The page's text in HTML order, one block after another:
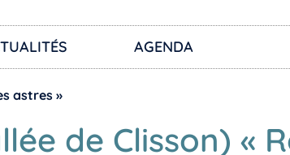
AGENDA
astres »
de Clisson) «